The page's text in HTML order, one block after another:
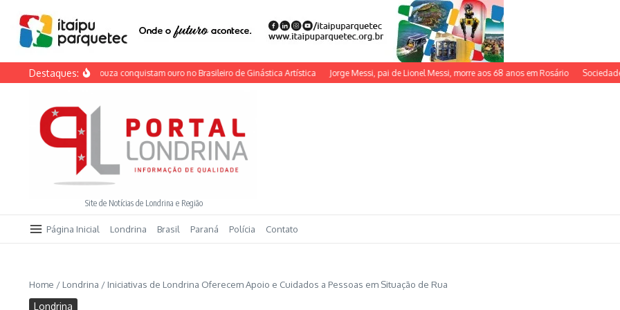
Ir para o conteúdo
Destaques:
Oliveira e Caio Souza conquistam ouro no Brasileiro de Ginástica Artística Jorge Messi, pai de Lionel Messi, morre aos 68 anos em Rosário Sociedade
Site de Notícias de Londrina e Região
Página Inicial Londrina Brasil Paraná Polícia Contato
Home / Londrina / Iniciativas de Londrina Oferecem Apoio e Cuidados a Pessoas em Situação de Rua
Londrina